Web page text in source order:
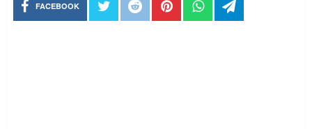
FACEBOOK